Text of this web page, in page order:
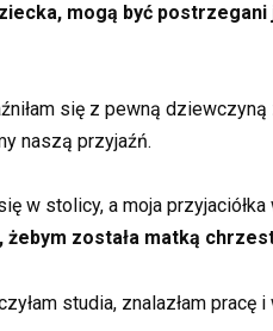
mogą być
się z pewną dziewczyną
naszą przyjaźń.
w stolicy, a moja
żebym została matką
studia, znalazłam pracę i